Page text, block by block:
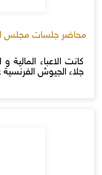
محاضر جلسات مجلس
كانت الاعباء المالية و
جلاء الجيوش الفرنسية